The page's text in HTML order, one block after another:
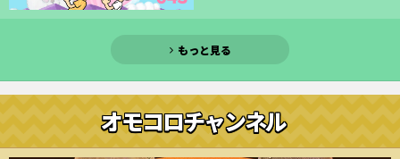
もっと見る
オモコロチャンネル